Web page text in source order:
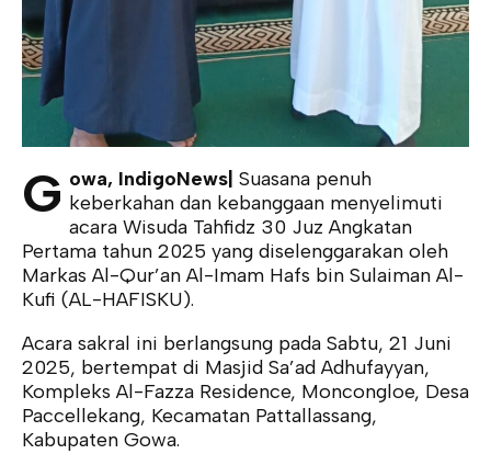
G owa, IndigoNews| Suasana penuh
keberkahan dan kebanggaan menyelimuti
acara Wisuda Tahfidz 30 Juz Angkatan
Pertama tahun 2025 yang diselenggarakan oleh
Markas Al-Qur’an Al-Imam Hafs bin Sulaiman Al-
Kufi (AL-HAFISKU).
Acara sakral ini berlangsung pada Sabtu, 21 Juni
2025, bertempat di Masjid Sa’ad Adhufayyan,
Kompleks Al-Fazza Residence, Moncongloe, Desa
Paccellekang, Kecamatan Pattallassang,
Kabupaten Gowa.